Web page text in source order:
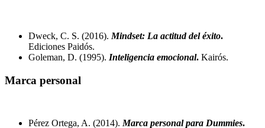
Dweck, C. S. (2016). Mindset: La actitud del éxito.
Ediciones Paidós.
Goleman, D. (1995). Inteligencia emocional. Kairós.
Marca personal
Pérez Ortega, A. (2014).Marca personal para Dummies.